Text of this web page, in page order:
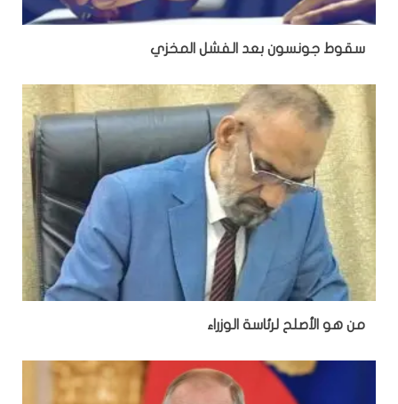
سقوط جونسون بعد الفشل المخزي
من هو الأصلح لرئاسة الوزراء